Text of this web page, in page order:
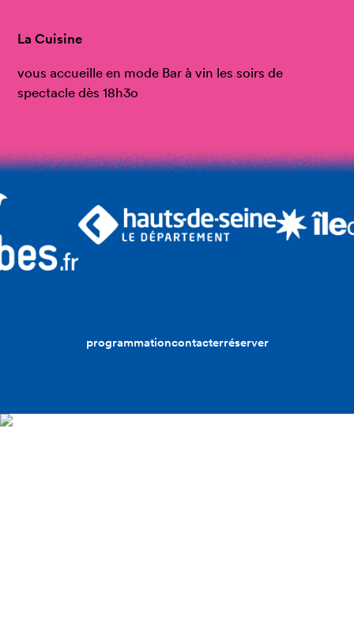
La Cuisine
vous accueille en mode Bar à vin les soirs de
spectacle dès 18h3o
programmationcontacterréserver